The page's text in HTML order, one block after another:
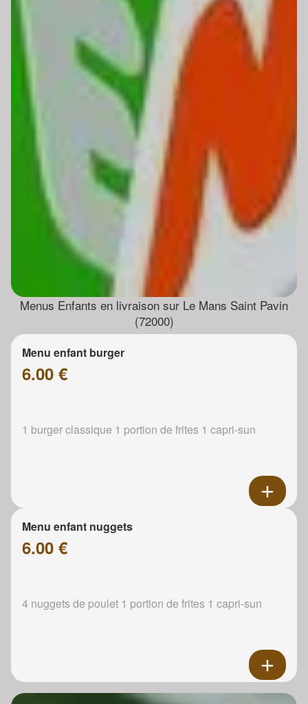
Menus Enfants en livraison sur Le Mans Saint Pavin
(72000)
Menu enfant burger
6.00 €
1 burger classique 1 portion de frites 1 capri-sun
Menu enfant nuggets
6.00 €
4 nuggets de poulet 1 portion de frites 1 capri-sun